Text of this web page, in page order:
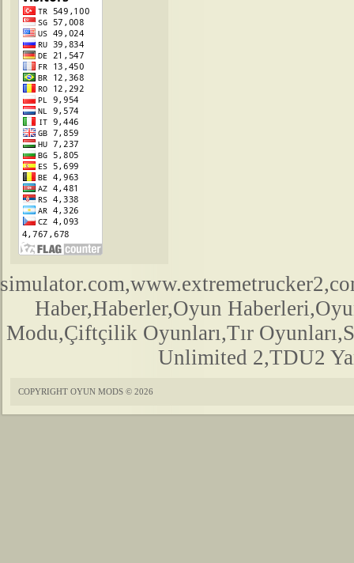
Haber,Haberler,Oyun
Modu,Çiftçilik Oyunları,Tır
Unlimited 2,TDU2
COPYRIGHT OYUN MODS © 2026